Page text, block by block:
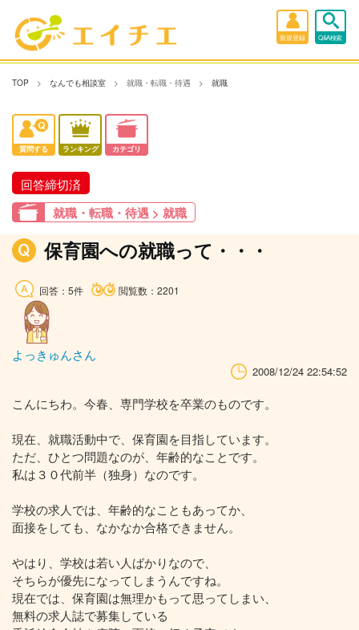
新規登録 Q&A検索
TOP なんでも相談室 就職・転職・待遇 就職
質問する ランキング カテゴリ
回答締切済
就職・転職・待遇 > 就職
保育園への就職って・・・
回答：5件 閲覧数：2201
よっきゅんさん
2008/12/24 22:54:52
こんにちわ。今春、専門学校を卒業のものです。
現在、就職活動中で、保育園を目指しています。
ただ、ひとつ問題なのが、年齢的なことです。
私は３０代前半（独身）なのです。
学校の求人では、年齢的なこともあってか、
面接をしても、なかなか合格できません。
やはり、学校は若い人ばかりなので、
そちらが優先になってしまうんですね。
現在では、保育園は無理かもって思ってしまい、
無料の求人誌で募集している